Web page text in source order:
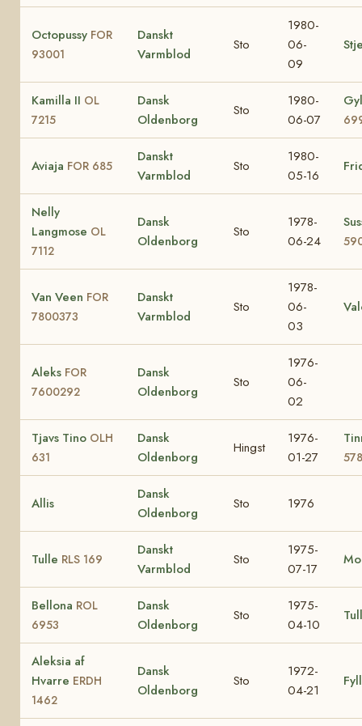
Octopussy FOR
93001
Danskt
Varmblod
Sto
1980-
06-
09
Kamilla II OL
7215
Dansk
Oldenborg
Sto
1980-
06-07
Aviaja FOR 685
Danskt
Varmblod
Sto
1980-
05-16
Nelly
Langmose OL
7112
Dansk
Oldenborg
Sto
1978-
06-24
Van Veen FOR
7800373
Danskt
Varmblod
Sto
1978-
06-
03
Aleks FOR
7600292
Dansk
Oldenborg
Sto
1976-
06-
02
Tjavs Tino OLH
631
Dansk
Oldenborg
Hingst
1976-
01-27
Allis
Dansk
Oldenborg
Sto 1976
Tulle RLS 169
Danskt
Varmblod
Sto
1975-
07-17
Bellona ROL
6953
Dansk
Oldenborg
Sto
1975-
04-10
Aleksia af
Hvarre ERDH
1462
Dansk
Oldenborg
Sto
1972-
04-21